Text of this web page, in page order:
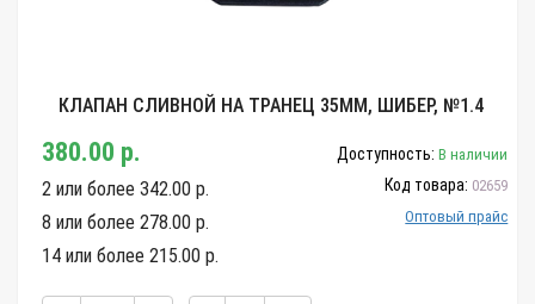
КЛАПАН СЛИВНОЙ НА ТРАНЕЦ 35ММ, ШИБЕР, №1.4
380.00 р.
2 или более 342.00 р.
8 или более 278.00 р.
14 или более 215.00 р.
Доступность: В наличии
Код товара: 02659
Оптовый прайс